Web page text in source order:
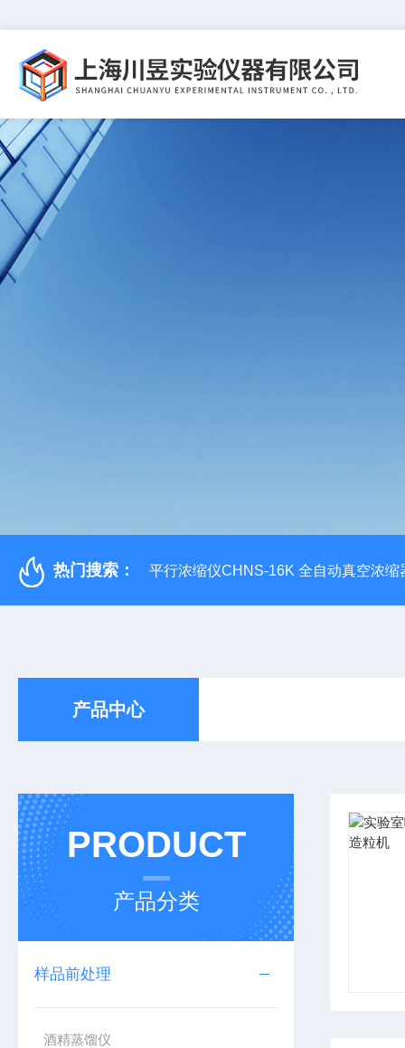
热门搜索： 平行浓缩仪CHNS-16K 全自动真空浓缩
产品中心
PRODUCT
产品分类
样品前处理
酒精蒸馏仪